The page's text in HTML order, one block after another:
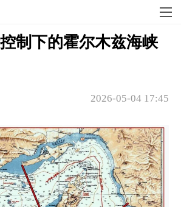
制下的霍尔木兹海峡
2026-05-04 17:45